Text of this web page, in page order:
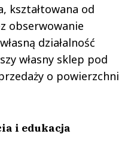
kształtowana od
obserwowanie
działalność
własny sklep pod
o powierzchni
i edukacja